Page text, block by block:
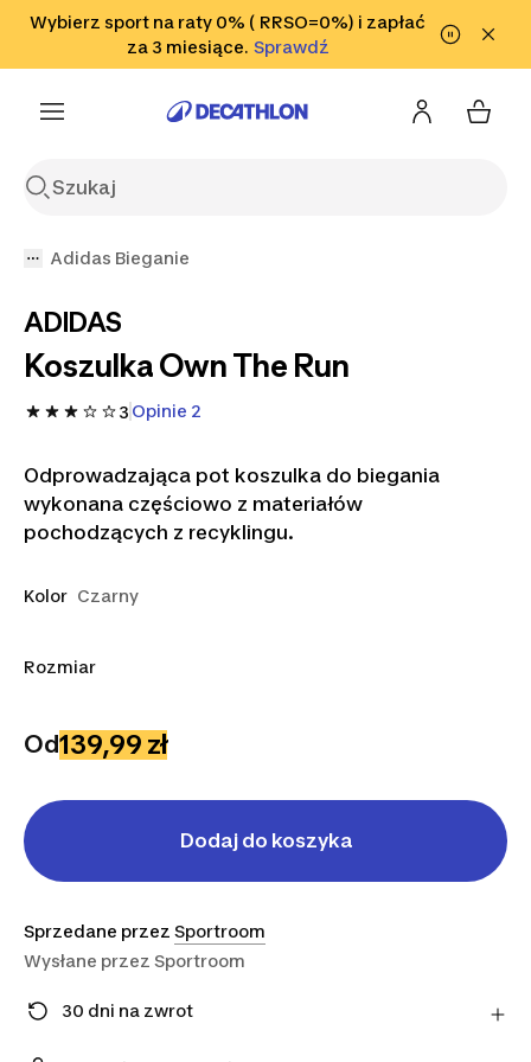
Przejdź do wyszukiwania Przejdź do treści
Przejdź
Wybierz sport na raty 0% ( RRSO=0%) i zapłać
za 3 miesiące. SprawdźSprawdź
Sprawdź
Adidas Bieganie
ADIDAS
Koszulka Own The Run
3 Opinie 2
Odprowadzająca pot koszulka do biegania
wykonana częściowo z materiałów
pochodzących z recyklingu.
Kolor Czarny
Rozmiar
Od139,99 zł
Dodaj do koszyka
Sprzedane przez Sportroom
Wysłane przez Sportroom
30 dni na zwrot